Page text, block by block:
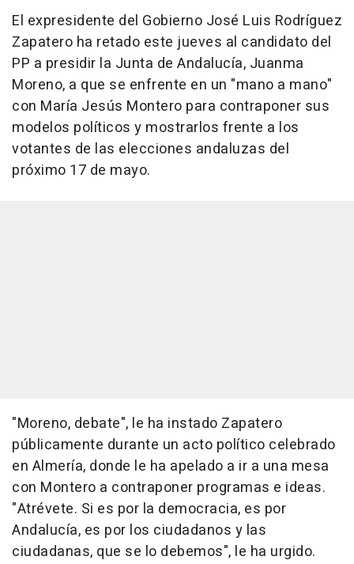
El expresidente del Gobierno José Luis Rodríguez
Zapatero ha retado este jueves al candidato del
PP a presidir la Junta de Andalucía, Juanma
Moreno, a que se enfrente en un "mano a mano"
con María Jesús Montero para contraponer sus
modelos políticos y mostrarlos frente a los
votantes de las elecciones andaluzas del
próximo 17 de mayo.
"Moreno, debate", le ha instado Zapatero
públicamente durante un acto político celebrado
en Almería, donde le ha apelado a ir a una mesa
con Montero a contraponer programas e ideas.
"Atrévete. Si es por la democracia, es por
Andalucía, es por los ciudadanos y las
ciudadanas, que se lo debemos", le ha urgido.